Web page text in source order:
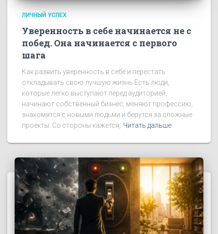
ЛИЧНЫЙ УСПЕХ
Уверенность в себе начинается не с
побед. Она начинается с первого
шага
Как развить уверенность в себе и перестать
откладывать свою лучшую жизнь Есть люди,
которые легко выступают перед аудиторией,
начинают собственный бизнес, меняют профессию,
знакомятся с новыми людьми и берутся за сложные
проекты. Со стороны кажется, Читать дальше